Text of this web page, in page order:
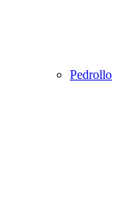
Pedrollo